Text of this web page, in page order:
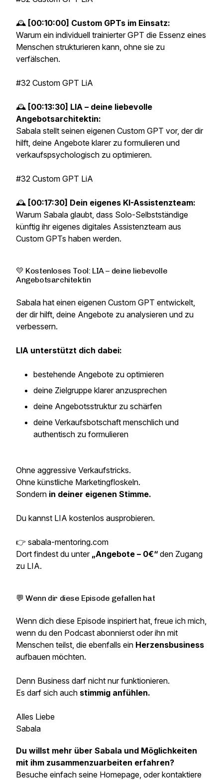
🕰️ [00:10:00] Custom GPTs im Einsatz:
Warum ein individuell trainierter GPT die Essenz eines
Menschen strukturieren kann, ohne sie zu
verfälschen.
#32 Custom GPT LiA
🕰️ [00:13:30] LIA – deine liebevolle
Angebotsarchitektin:
Sabala stellt seinen eigenen Custom GPT vor, der dir
hilft, deine Angebote klarer zu formulieren und
verkaufspsychologisch zu optimieren.
#32 Custom GPT LiA
🕰️ [00:17:30] Dein eigenes KI-Assistenzteam:
Warum Sabala glaubt, dass Solo-Selbstständige
künftig ihr eigenes digitales Assistenzteam aus
Custom GPTs haben werden.
💛 Kostenloses Tool: LIA – deine liebevolle
Angebotsarchitektin
Sabala hat einen eigenen Custom GPT entwickelt,
der dir hilft, deine Angebote zu analysieren und zu
verbessern.
LIA unterstützt dich dabei:
bestehende Angebote zu optimieren
deine Zielgruppe klarer anzusprechen
deine Angebotsstruktur zu schärfen
deine Verkaufsbotschaft menschlich und
authentisch zu formulieren
Ohne aggressive Verkaufstricks.
Ohne künstliche Marketingfloskeln.
Sondern in deiner eigenen Stimme.
Du kannst LIA kostenlos ausprobieren.
👉 sabala-mentoring.com
Dort findest du unter „Angebote – 0€“ den Zugang
zu LIA.
💬 Wenn dir diese Episode gefallen hat
Wenn dich diese Episode inspiriert hat, freue ich mich,
wenn du den Podcast abonnierst oder ihn mit
Menschen teilst, die ebenfalls ein Herzensbusiness
aufbauen möchten.
Denn Business darf nicht nur funktionieren.
Es darf sich auch stimmig anfühlen.
Alles Liebe
Sabala
Du willst mehr über Sabala und Möglichkeiten
mit ihm zusammenzuarbeiten erfahren?
Besuche einfach seine Homepage, oder kontaktiere